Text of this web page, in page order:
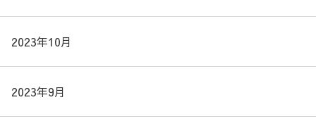
2023年10月
2023年9月